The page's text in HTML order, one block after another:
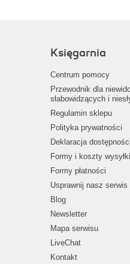
Księgarnia
Centrum pomocy
Przewodnik dla
słabowidzących i
Regulamin sklepu
Polityka prywatności
Deklaracja dostępności
Formy i koszty wysyłki
Formy płatności
Usprawnij nasz serwis
Blog
Newsletter
Mapa serwisu
LiveChat
Kontakt